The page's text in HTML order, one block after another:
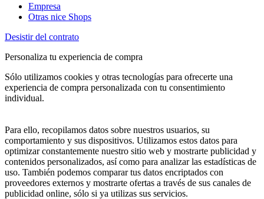
Empresa
Otras nice Shops
Desistir del contrato
Personaliza tu experiencia de compra
Sólo utilizamos cookies y otras tecnologías para ofrecerte una
experiencia de compra personalizada con tu consentimiento
individual.
Para ello, recopilamos datos sobre nuestros usuarios, su
comportamiento y sus dispositivos. Utilizamos estos datos para
optimizar constantemente nuestro sitio web y mostrarte publicidad y
contenidos personalizados, así como para analizar las estadísticas de
uso. También podemos comparar tus datos encriptados con
proveedores externos y mostrarte ofertas a través de sus canales de
publicidad online, sólo si ya utilizas sus servicios.